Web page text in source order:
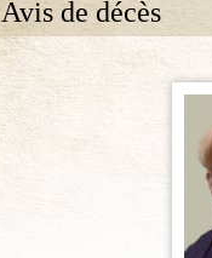
Avis de décès